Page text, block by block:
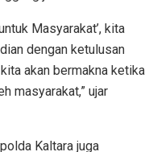
Masyarakat’, kita
dengan ketulusan
akan bermakna ketika
masyarakat,” ujar
Kaltara juga